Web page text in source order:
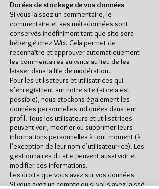
Durées de stockage de vos données
Si vous laissez un commentaire, le
commentaire et ses métadonnées sont
conservés indéfiniment tant que site sera
hébergé chez Wix. Cela permet de
reconnaître et approuver automatiquement
les commentaires suivants au lieu de les
laisser dans la file de modération.
Pour les utilisateurs et utilisatrices qui
s’enregistrent sur notre site (si cela est
possible), nous stockons également les
données personnelles indiquées dans leur
profil. Tous les utilisateurs et utilisatrices
peuvent voir, modifier ou supprimer leurs
informations personnelles à tout moment (à
l’exception de leur nom d’utilisateur·ice). Les
gestionnaires du site peuvent aussi voir et
modifier ces informations.
Les droits que vous avez sur vos données
Si vous avez un compte ou si vous avez laissé